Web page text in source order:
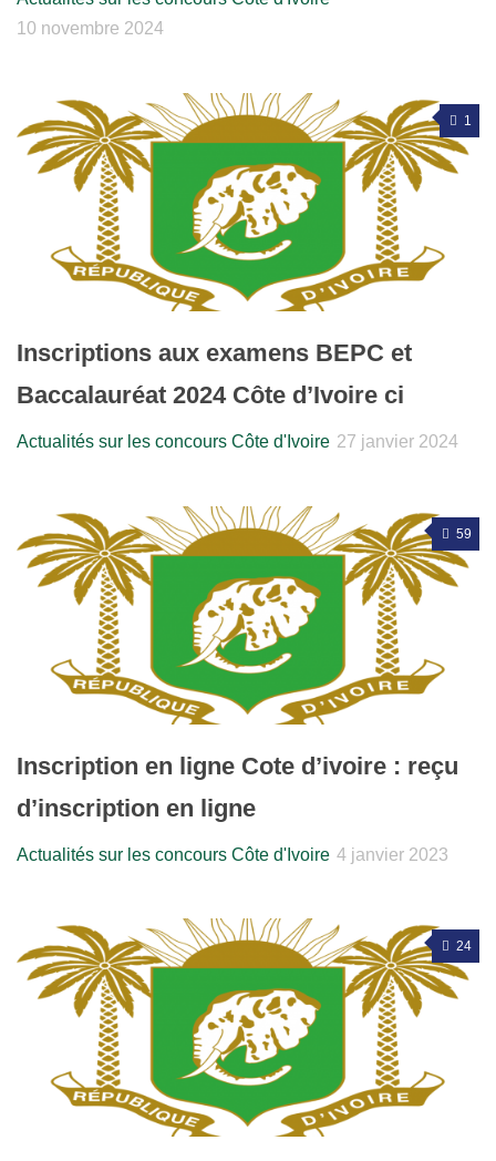
10 novembre 2024
1
Inscriptions aux examens BEPC et
Baccalauréat 2024 Côte d’Ivoire ci
Actualités sur les concours Côte d'Ivoire 27 janvier 2024
59
Inscription en ligne Cote d’ivoire : reçu
d’inscription en ligne
Actualités sur les concours Côte d'Ivoire 4 janvier 2023
24